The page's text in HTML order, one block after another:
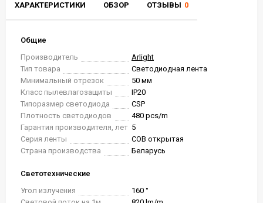
ХАРАКТЕРИСТИКИ ОБЗОР ОТЗЫВЫ 0
Общие
Производитель
Arlight
Тип товара
Светодиодная лента
Минимальный отрезок
50 мм
Класс пылевлагозащиты
IP20
Типоразмер светодиода
CSP
Плотность светодиодов
480 pcs/m
Гарантия производителя, лет 5
Серия ленты
COB открытая
Страна производства
Беларусь
Светотехнические
Угол излучения
160 °